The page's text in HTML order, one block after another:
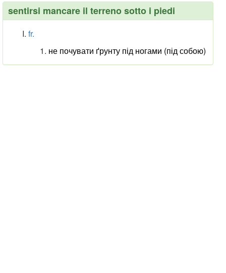
sentirsi mancare il terreno sotto i piedi
fr.
не почувати ґрунту під ногами (під собою)